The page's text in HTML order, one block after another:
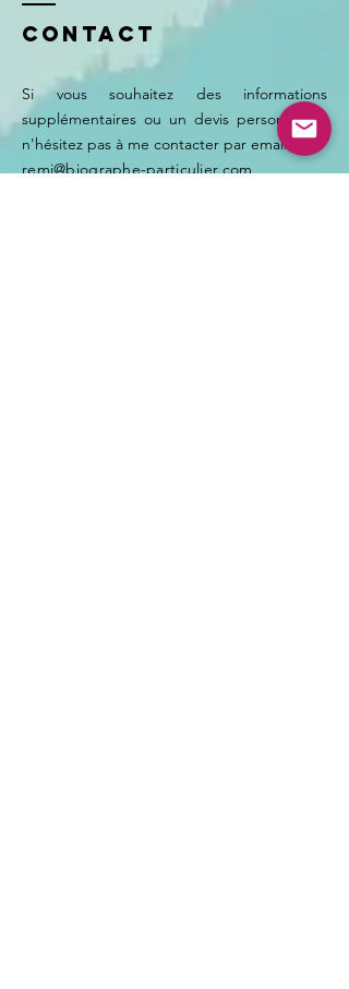
Contact
Si vous souhaitez des informations
supplémentaires ou un devis personnalisé,
n'hésitez pas à me contacter par email :
remi@biographe-particulier.com